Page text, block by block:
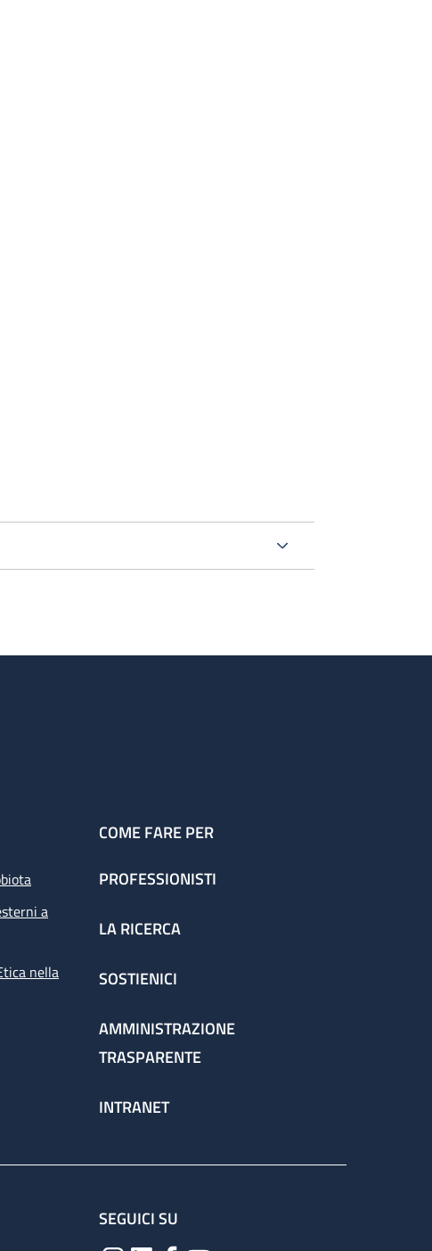
a
nella
COME FARE PER
PROFESSIONISTI
LA RICERCA
SOSTIENICI
AMMINISTRAZIONE
TRASPARENTE
INTRANET
SEGUICI SU